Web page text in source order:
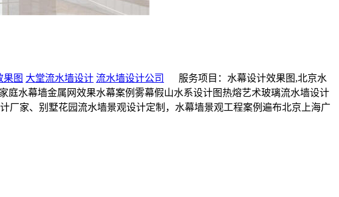
果图 大堂流水墙设计 流水墙设计公司
服务项目：水幕设计效果图,北京水
庭水幕墙金属网效果水幕案例雾幕假山水系设计图热熔艺术玻璃流水墙设计
厂家、别墅花园流水墙景观设计定制，水幕墙景观工程案例遍布北京上海广